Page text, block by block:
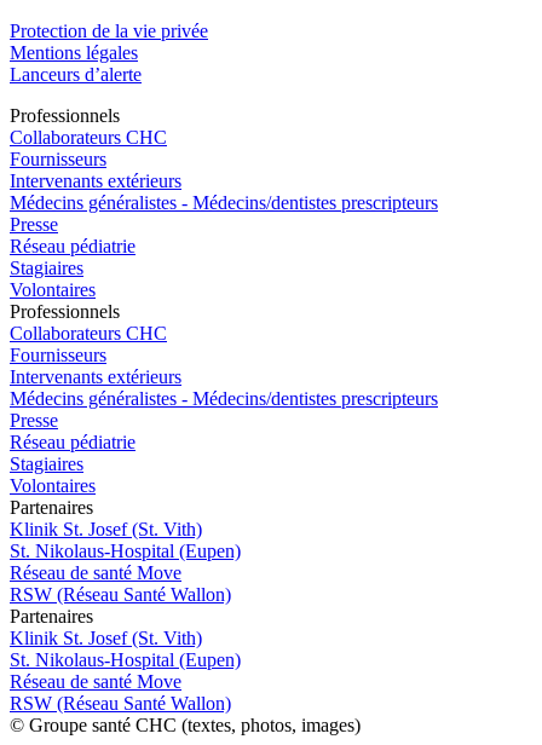
Protection de la vie privée
Mentions légales
Lanceurs d’alerte
Professionnels
Collaborateurs CHC
Fournisseurs
Intervenants extérieurs
Médecins généralistes - Médecins/dentistes prescripteurs
Presse
Réseau pédiatrie
Stagiaires
Volontaires
Professionnels
Collaborateurs CHC
Fournisseurs
Intervenants extérieurs
Médecins généralistes - Médecins/dentistes prescripteurs
Presse
Réseau pédiatrie
Stagiaires
Volontaires
Partenaires
Klinik St. Josef (St. Vith)
St. Nikolaus-Hospital (Eupen)
Réseau de santé Move
RSW (Réseau Santé Wallon)
Partenaires
Klinik St. Josef (St. Vith)
St. Nikolaus-Hospital (Eupen)
Réseau de santé Move
RSW (Réseau Santé Wallon)
© Groupe santé CHC (textes, photos, images)